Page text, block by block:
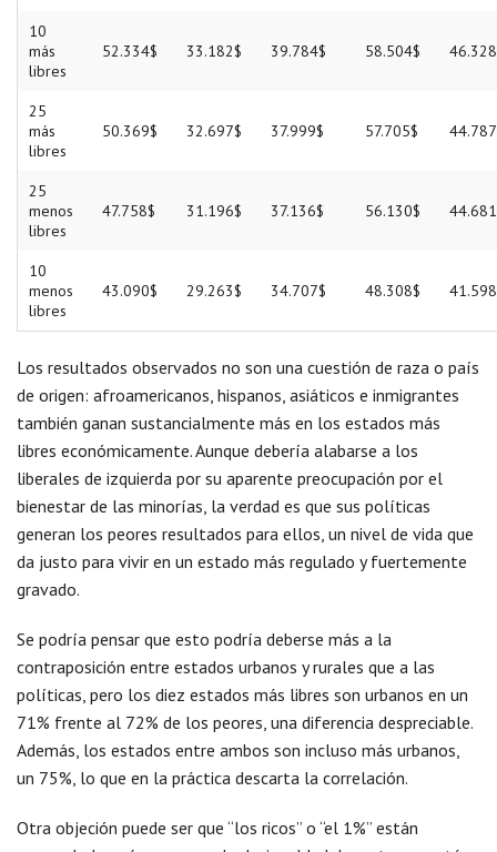
10
más
libres
52.334$ 33.182$ 39.784$ 58.504$
25
más
libres
50.369$ 32.697$ 37.999$ 57.705$
25
menos
libres
47.758$ 31.196$ 37.136$ 56.130$
10
menos
libres
43.090$ 29.263$ 34.707$ 48.308$
Los resultados observados no son una cuestión de raza o país
de origen: afroamericanos, hispanos, asiáticos e inmigrantes
también ganan sustancialmente más en los estados más
libres económicamente. Aunque debería alabarse a los
liberales de izquierda por su aparente preocupación por el
bienestar de las minorías, la verdad es que sus políticas
generan los peores resultados para ellos, un nivel de vida que
da justo para vivir en un estado más regulado y fuertemente
gravado.
Se podría pensar que esto podría deberse más a la
contraposición entre estados urbanos y rurales que a las
políticas, pero los diez estados más libres son urbanos en un
71% frente al 72% de los peores, una diferencia despreciable.
Además, los estados entre ambos son incluso más urbanos,
un 75%, lo que en la práctica descarta la correlación.
Otra objeción puede ser que “los ricos” o “el 1%” están